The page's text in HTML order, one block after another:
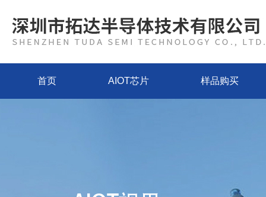
首页 AIOT芯片 样品购买